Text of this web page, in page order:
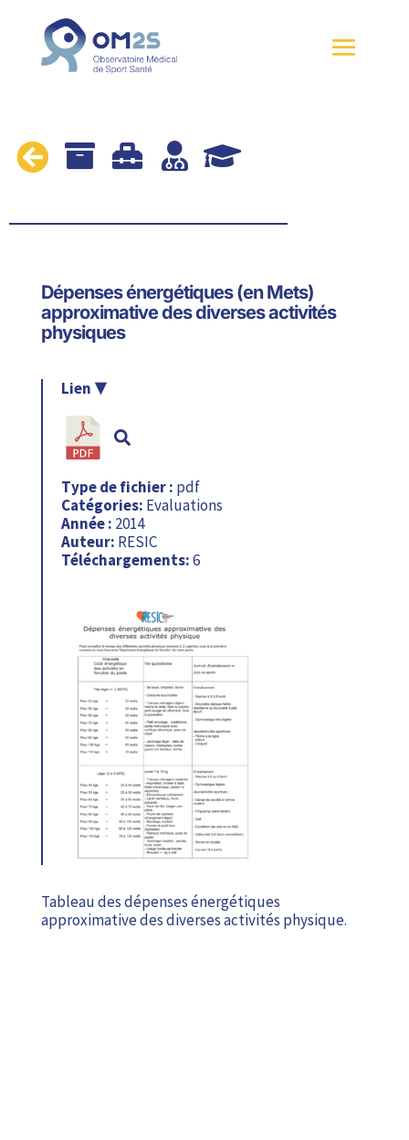
    
Dépenses énergétiques (en Mets)
approximative des diverses activités
physiques
Tableau des dépenses énergétiques
approximative des diverses activités physique.
Type de fichier : pdf
Catégories: Evaluations
Année : 2014
Auteur: RESIC
Téléchargements:6